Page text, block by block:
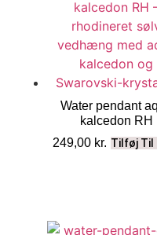
Water pendant
kalcedon RH
249,00 kr. Tilføj Til